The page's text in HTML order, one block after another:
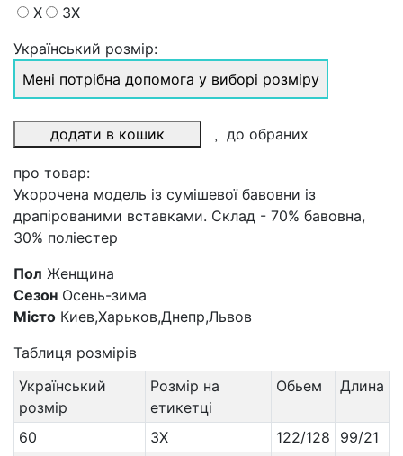
X
3X
Український розмір:
Мені потрібна допомога у виборі розміру
додати в кошик до обраних
про товар:
Укорочена модель із сумішевої бавовни із
драпірованими вставками. Склад - 70% бавовна,
30% поліестер
Пол Женщина
Сезон Осень-зима
Місто Киев,Харьков,Днепр,Львов
Таблиця розмірів
Український
розмір
Розмір на
етикетці
Обьем Длина
60 3X 122/128
99/21